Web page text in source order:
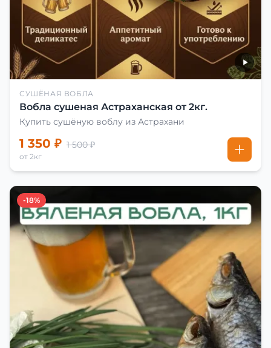
СУШЁНАЯ ВОБЛА
Вобла сушеная Астраханская от 2кг.
Купить сушёную воблу из Астрахани
1 350 ₽ 1 500 ₽
от 2кг
-18%